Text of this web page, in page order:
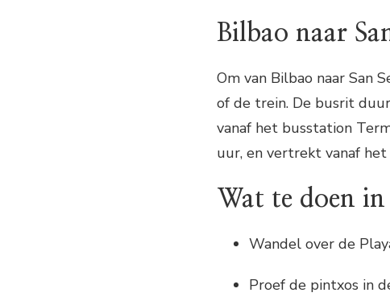
Bilbao naar
Om van Bilbao naar San
of de trein. De busrit
vanaf het busstation
uur, en vertrekt vanaf
Wat te doen in
Wandel over de
Proef de pintxos in